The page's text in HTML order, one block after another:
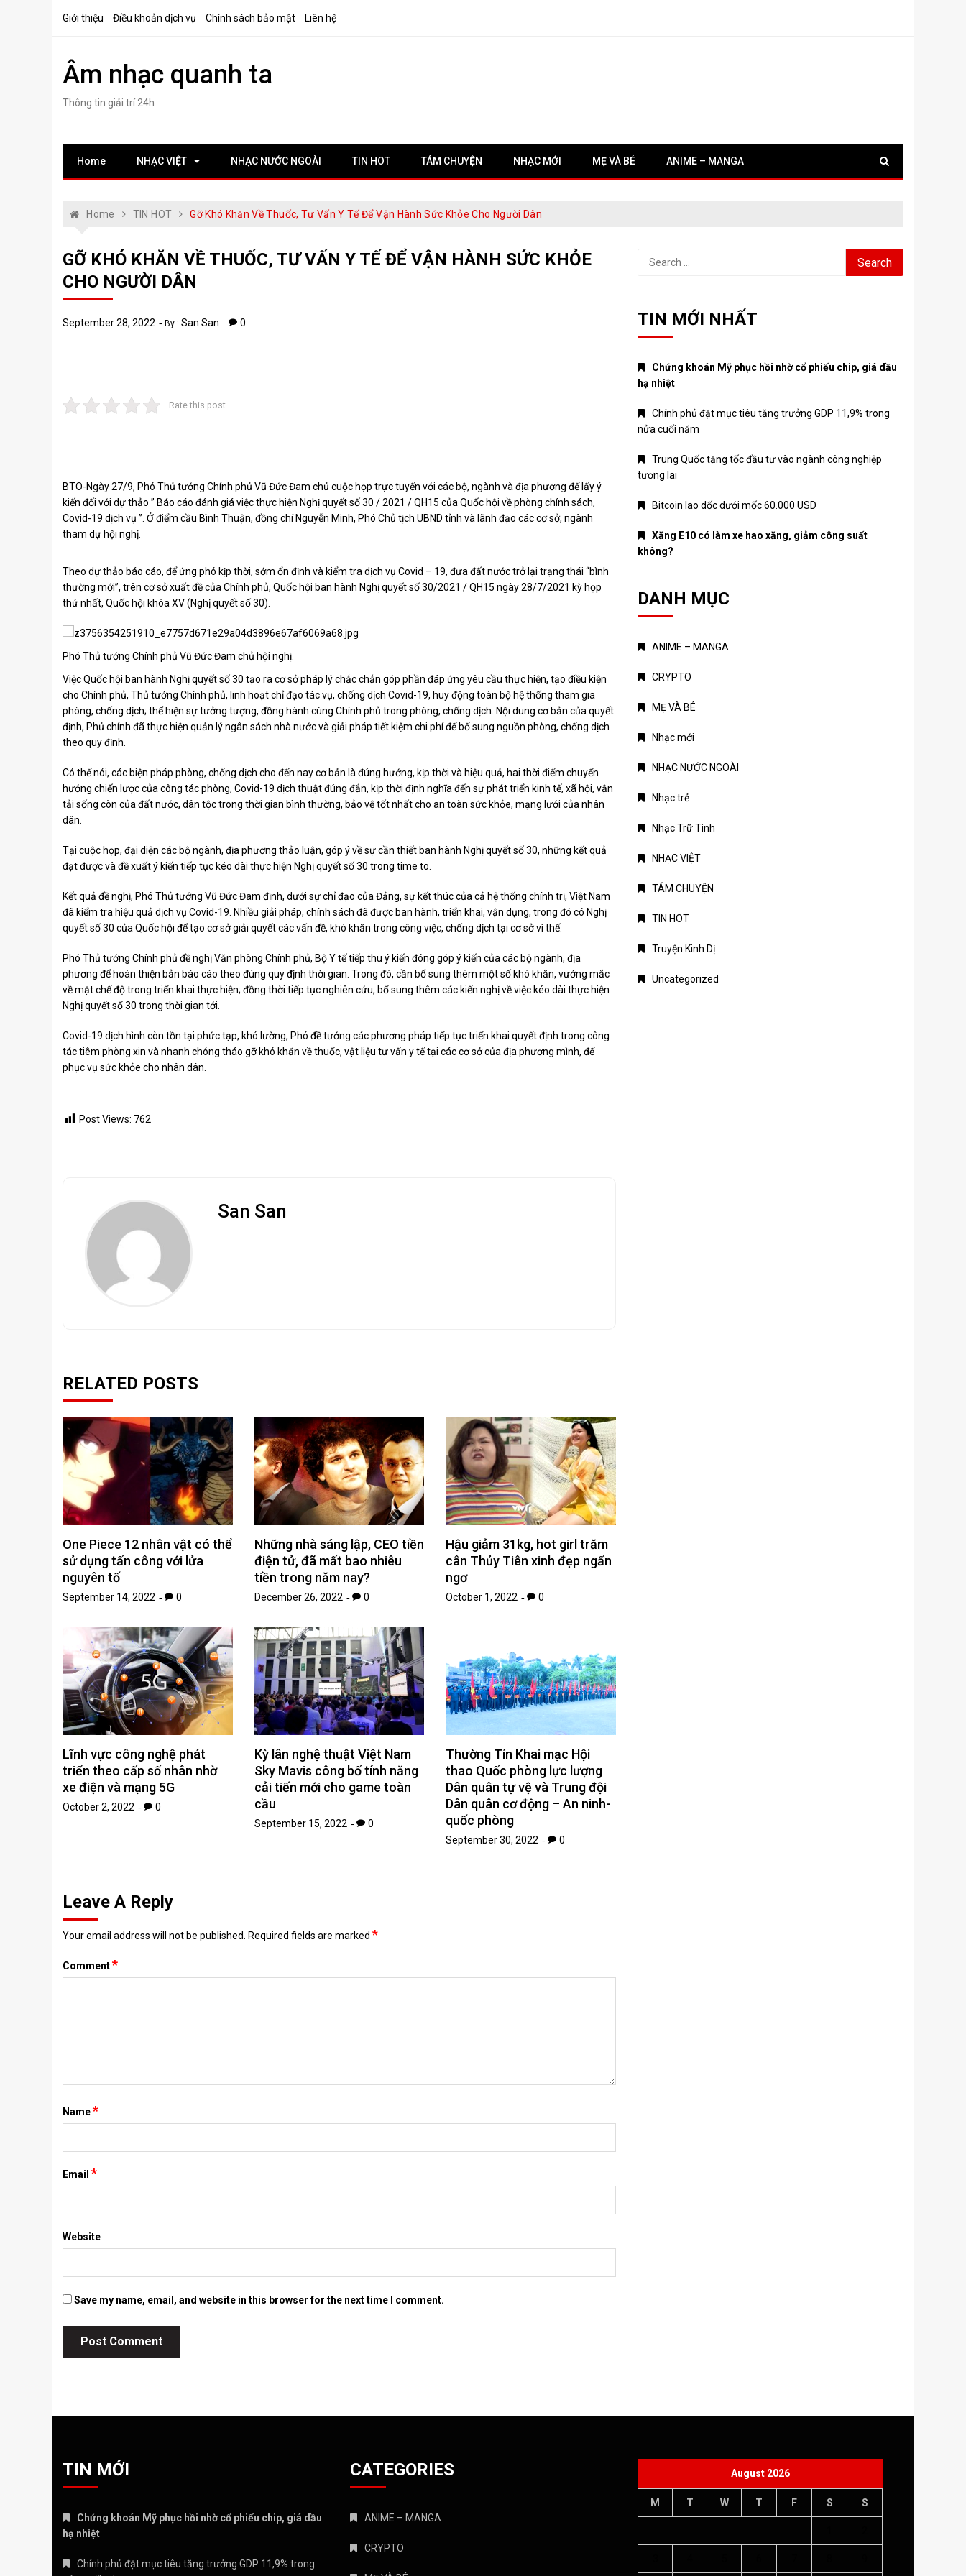
Giới thiệu Điều khoản dịch vụ Chính sách bảo mật Liên hệ
Âm nhạc quanh ta
Thông tin giải trí 24h
Home NHẠC VIỆT NHẠC NƯỚC NGOÀI TIN HOT TÁM CHUYỆN NHẠC MỚI MẸ VÀ BÉ ANIME – MANGA
Home TIN HOT Gỡ Khó Khăn Về Thuốc, Tư Vấn Y Tế Để Vận Hành Sức Khỏe Cho Người Dân
GỠ KHÓ KHĂN VỀ THUỐC, TƯ VẤN Y TẾ ĐỂ VẬN HÀNH SỨC KHỎE
CHO NGƯỜI DÂN
September 28, 2022 By : San San 0
Rate this post
BTO-Ngày 27/9, Phó Thủ tướng Chính phủ Vũ Đức Đam chủ cuộc họp trực tuyến với các bộ, ngành và địa phương để lấy ý
kiến ​​đối với dự thảo ” Báo cáo đánh giá việc thực hiện Nghị quyết số 30 / 2021 / QH15 của Quốc hội về phòng chính sách,
Covid-19 dịch vụ ”. Ở điểm cầu Bình Thuận, đồng chí Nguyễn Minh, Phó Chủ tịch UBND tỉnh và lãnh đạo các cơ sở, ngành
tham dự hội nghị.
Theo dự thảo báo cáo, để ứng phó kịp thời, sớm ổn định và kiểm tra dịch vụ Covid – 19, đưa đất nước trở lại trạng thái “bình
thường mới”, trên cơ sở xuất đề của Chính phủ, Quốc hội ban hành Nghị quyết số 30/2021 / QH15 ngày 28/7/2021 kỳ họp
thứ nhất, Quốc hội khóa XV (Nghị quyết số 30).
Phó Thủ tướng Chính phủ Vũ Đức Đam chủ hội nghị.
Việc Quốc hội ban hành Nghị quyết số 30 tạo ra cơ sở pháp lý chắc chắn góp phần đáp ứng yêu cầu thực hiện, tạo điều kiện
cho Chính phủ, Thủ tướng Chính phủ, linh hoạt chỉ đạo tác vụ, chống dịch Covid-19, huy động toàn bộ hệ thống tham gia
phòng, chống dịch; thể hiện sự tưởng tượng, đồng hành cùng Chính phủ trong phòng, chống dịch. Nội dung cơ bản của quyết
định, Phủ chính đã thực hiện quản lý ngân sách nhà nước và giải pháp tiết kiệm chi phí để bổ sung nguồn phòng, chống dịch
theo quy định.
Có thể nói, các biện pháp phòng, chống dịch cho đến nay cơ bản là đúng hướng, kịp thời và hiệu quả, hai thời điểm chuyển
hướng chiến lược của công tác phòng, Covid-19 dịch thuật đúng đắn, kịp thời định nghĩa đến sự phát triển kinh tế, xã hội, vận
tải sống còn của đất nước, dân tộc trong thời gian bình thường, bảo vệ tốt nhất cho an toàn sức khỏe, mạng lưới của nhân
dân.
Tại cuộc họp, đại diện các bộ ngành, địa phương thảo luận, góp ý về sự cần thiết ban hành Nghị quyết số 30, những kết quả
đạt được và đề xuất ý kiến ​​tiếp tục kéo dài thực hiện Nghị quyết số 30 trong time to.
Kết quả đề nghị, Phó Thủ tướng Vũ Đức Đam định, dưới sự chỉ đạo của Đảng, sự kết thúc của cả hệ thống chính trị, Việt Nam
đã kiểm tra hiệu quả dịch vụ Covid-19. Nhiều giải pháp, chính sách đã được ban hành, triển khai, vận dụng, trong đó có Nghị
quyết số 30 của Quốc hội để tạo cơ sở giải quyết các vấn đề, khó khăn trong công việc, chống dịch tại cơ sở vì thế.
Phó Thủ tướng Chính phủ đề nghị Văn phòng Chính phủ, Bộ Y tế tiếp thu ý kiến ​​đóng góp ý kiến ​​của các bộ ngành, địa
phương để hoàn thiện bản báo cáo theo đúng quy định thời gian. Trong đó, cần bổ sung thêm một số khó khăn, vướng mắc
về mặt chế độ trong triển khai thực hiện; đồng thời tiếp tục nghiên cứu, bổ sung thêm các kiến ​​nghị về việc kéo dài thực hiện
Nghị quyết số 30 trong thời gian tới.
Covid-19 dịch hình còn tồn tại phức tạp, khó lường, Phó đề tướng các phương pháp tiếp tục triển khai quyết định trong công
tác tiêm phòng xin và nhanh chóng tháo gỡ khó khăn về thuốc, vật liệu tư vấn y tế tại các cơ sở của địa phương mình, để
phục vụ sức khỏe cho nhân dân.
Post Views: 762
San San
RELATED POSTS
One Piece 12 nhân vật có thể
sử dụng tấn công với lửa
nguyên tố
September 14, 2022 0
Những nhà sáng lập, CEO tiền
điện tử, đã mất bao nhiêu
tiền trong năm nay?
December 26, 2022 0
Hậu giảm 31kg, hot girl trăm
cân Thủy Tiên xinh đẹp ngẩn
ngơ
October 1, 2022 0
Lĩnh vực công nghệ phát
triển theo cấp số nhân nhờ
xe điện và mạng 5G
October 2, 2022 0
Kỳ lân nghệ thuật Việt Nam
Sky Mavis công bố tính năng
cải tiến mới cho game toàn
cầu
September 15, 2022 0
Thường Tín Khai mạc Hội
thao Quốc phòng lực lượng
Dân quân tự vệ và Trung đội
Dân quân cơ động – An ninh-
quốc phòng
September 30, 2022 0
Leave A Reply
Your email address will not be published. Required fields are marked *
Comment*
Name*
Email *
Website
Save my name, email, and website in this browser for the next time I comment.
Search
TIN MỚI NHẤT
Chứng khoán Mỹ phục hồi nhờ cổ phiếu chip, giá dầu
hạ nhiệt
Chính phủ đặt mục tiêu tăng trưởng GDP 11,9% trong
nửa cuối năm
Trung Quốc tăng tốc đầu tư vào ngành công nghiệp
tương lai
Bitcoin lao dốc dưới mốc 60.000 USD
Xăng E10 có làm xe hao xăng, giảm công suất
không?
DANH MỤC
ANIME – MANGA
CRYPTO
MẸ VÀ BÉ
Nhạc mới
NHẠC NƯỚC NGOÀI
Nhạc trẻ
Nhạc Trữ Tình
NHẠC VIỆT
TÁM CHUYỆN
TIN HOT
Truyện Kinh Dị
Uncategorized
TIN MỚI
Chứng khoán Mỹ phục hồi nhờ cổ phiếu chip, giá dầu
hạ nhiệt
Chính phủ đặt mục tiêu tăng trưởng GDP 11,9% trong
CATEGORIES
ANIME – MANGA
CRYPTO
August 2026
M T W T F S S